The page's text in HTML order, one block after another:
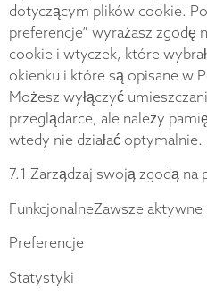
dotyczącym plików cookie.
preferencje” wyrażasz zgodę
cookie i wtyczek, które
okienku i które są opisane w
Możesz wyłączyć
przeglądarce, ale należy
wtedy nie działać optymalnie.
7.1 Zarządzaj swoją zgodą na
FunkcjonalneZawsze aktywne
Preferencje
Statystyki